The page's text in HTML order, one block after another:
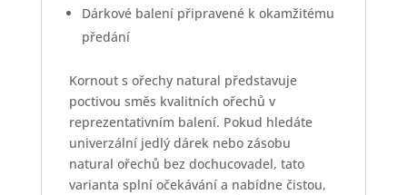
Dárkové balení připravené k okamžitému
předání
Kornout s ořechy natural představuje
poctivou směs kvalitních ořechů v
reprezentativním balení. Pokud hledáte
univerzální jedlý dárek nebo zásobu
natural ořechů bez dochucovadel, tato
varianta splní očekávání a nabídne čistou,